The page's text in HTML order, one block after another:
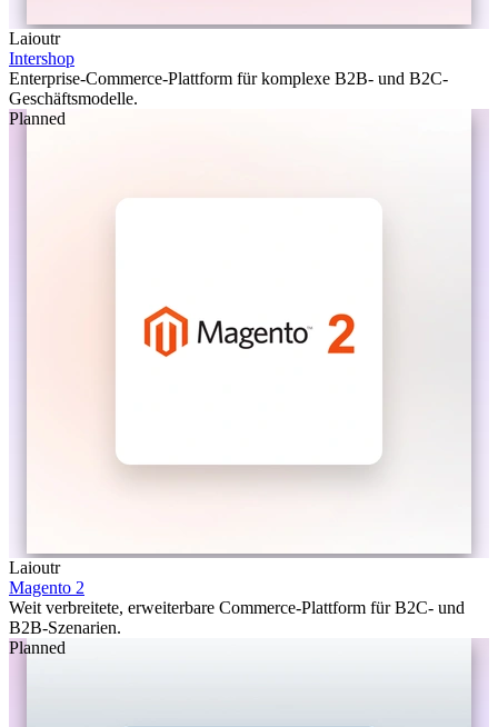
Laioutr
Intershop
Enterprise-Commerce-Plattform für komplexe B2B- und B2C-
Geschäftsmodelle.
Planned
Laioutr
Magento 2
Weit verbreitete, erweiterbare Commerce-Plattform für B2C- und
B2B-Szenarien.
Planned